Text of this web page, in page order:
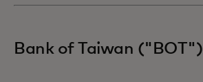
Bank of Taiwan ("BOT")